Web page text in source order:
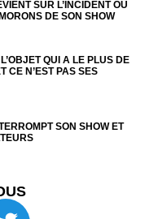
SUR L’INCIDENT OÙ
DE SON SHOW
QUI A LE PLUS DE
CE N’EST PAS SES
SON SHOW ET